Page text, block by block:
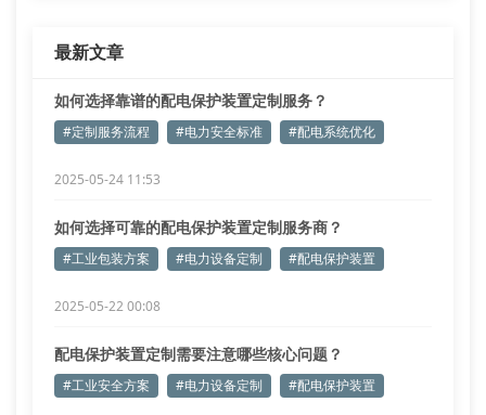
最新文章
如何选择靠谱的配电保护装置定制服务？
#定制服务流程 #电力安全标准 #配电系统优化
2025-05-24 11:53
如何选择可靠的配电保护装置定制服务商？
#工业包装方案 #电力设备定制 #配电保护装置
2025-05-22 00:08
配电保护装置定制需要注意哪些核心问题？
#工业安全方案 #电力设备定制 #配电保护装置